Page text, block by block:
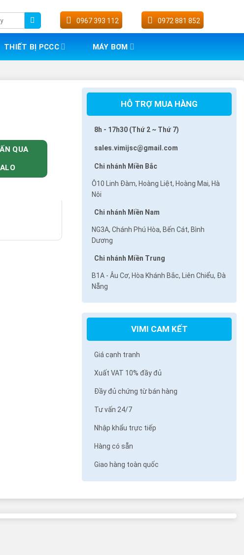
0967 393 112 0972 881 852
THIẾT BỊ PCCC MÁY BƠM
QUA
HỖ TRỢ MUA HÀNG
8h - 17h30 (Thứ 2 ~ Thứ 7)
sales.vimijsc@gmail.com
Chi nhánh Miền Bắc
Ô10 Linh Đàm, Hoàng Liệt, Hoàng Mai, Hà
Nôi
Chi nhánh Miền Nam
NG3A, Chánh Phú Hòa, Bến Cát, Bình
Dương
Chi nhánh Miền Trung
B1A - Âu Cơ, Hòa Khánh Bắc, Liên Chiểu, Đà
Nẵng
VIMI CAM KẾT
Giá cạnh tranh
Xuất VAT 10% đầy đủ
Đầy đủ chứng từ bán hàng
Tư vấn 24/7
Nhập khẩu trực tiếp
Hàng có sẵn
Giao hàng toàn quốc